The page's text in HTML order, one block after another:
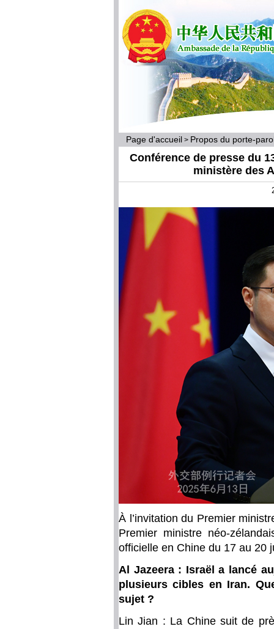
Page d'accueil > Propos du porte-
Conférence de presse du
ministère des
À l’invitation du Premier
Premier ministre néo-
officielle en Chine du 17 au 20
Al Jazeera : Israël a lancé
plusieurs cibles en Iran.
sujet ?
Lin Jian : La Chine suit de